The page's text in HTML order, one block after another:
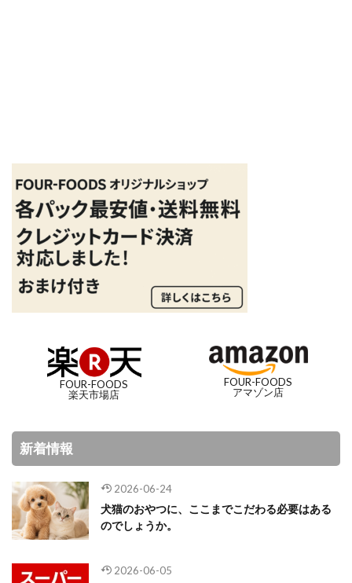
FOUR-FOODS
楽天市場店
FOUR-FOODS
アマゾン店
新着情報
2026-06-24
犬猫のおやつに、ここまでこだわる必要はある
のでしょうか。
2026-06-05